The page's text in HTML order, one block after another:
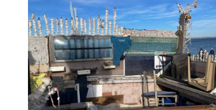
Управители:
Веселин
Василев,
v.vasilev@flagman.bg